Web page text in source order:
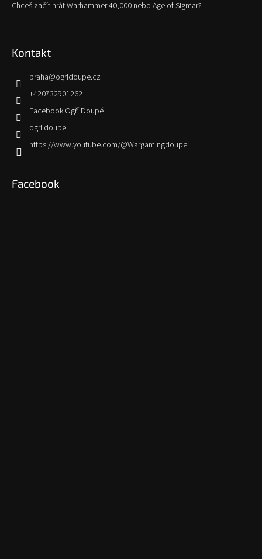
Chceš začít hrát Warhammer 40,000 nebo Age of Sigmar?
Kontakt
praha@ogridoupe.cz
+420732901262
Facebook Ogří Doupě
ogri.doupe
https://www.youtube.com/@Wargamingdoupe
Facebook